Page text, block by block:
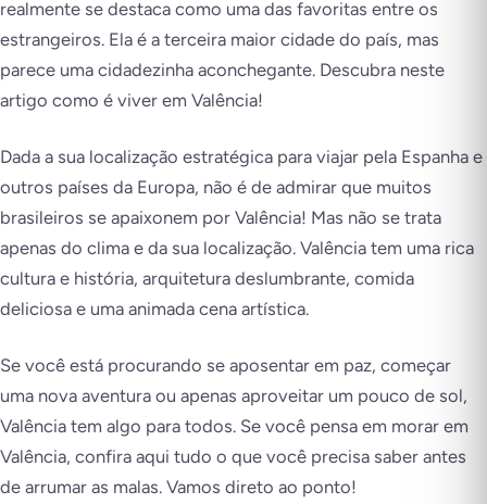
realmente se destaca como uma das favoritas entre os
estrangeiros. Ela é a terceira maior cidade do país, mas
parece uma cidadezinha aconchegante. Descubra neste
artigo como é viver em Valência!
Dada a sua localização estratégica para viajar pela Espanha e
outros países da Europa, não é de admirar que muitos
brasileiros se apaixonem por Valência! Mas não se trata
apenas do clima e da sua localização. Valência tem uma rica
cultura e história, arquitetura deslumbrante, comida
deliciosa e uma animada cena artística.
Se você está procurando se aposentar em paz, começar
uma nova aventura ou apenas aproveitar um pouco de sol,
Valência tem algo para todos. Se você pensa em morar em
Valência, confira aqui tudo o que você precisa saber antes
de arrumar as malas. Vamos direto ao ponto!